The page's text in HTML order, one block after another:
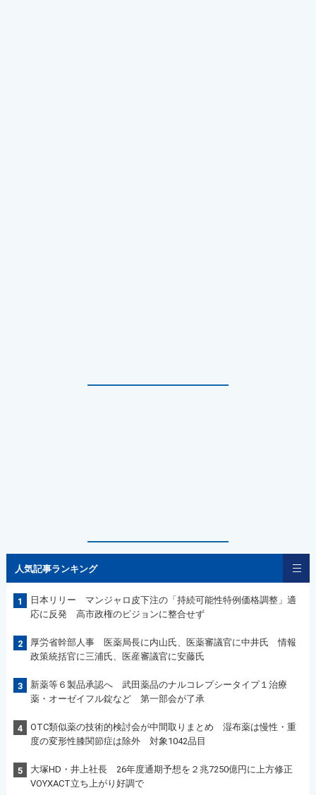
人気記事ランキング
1
日本リリー マンジャロ皮下注の「持続可能性特例価格調整」適
応に反発 高市政権のビジョンに整合せず
2
厚労省幹部人事 医薬局長に内山氏、医薬審議官に中井氏 情報
政策統括官に三浦氏、医産審議官に安藤氏
3
新薬等６製品承認へ 武田薬品のナルコレプシータイプ１治療
薬・オーゼイフル錠など 第一部会が了承
4
OTC類似薬の技術的検討会が中間取りまとめ 湿布薬は慢性・重
度の変形性膝関節症は除外 対象1042品目
5
大塚HD・井上社長 26年度通期予想を２兆7250億円に上方修正
VOYXACT立ち上がり好調で